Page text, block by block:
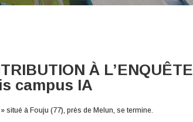
À L’ENQUÊTE
campus IA
situé à Fouju (77), près de Melun, se termine.